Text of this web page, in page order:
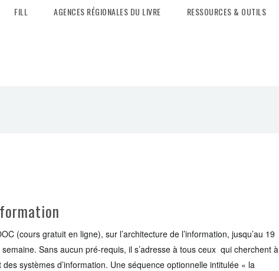
FILL AGENCES RÉGIONALES DU LIVRE RESSOURCES & OUTILS
(cours gratuit en ligne), sur l’architecture de l’information, jusqu’au 19
Sans aucun pré-requis, il s’adresse à tous ceux qui cherchent à
systèmes d’information. Une séquence optionnelle intitulée « la